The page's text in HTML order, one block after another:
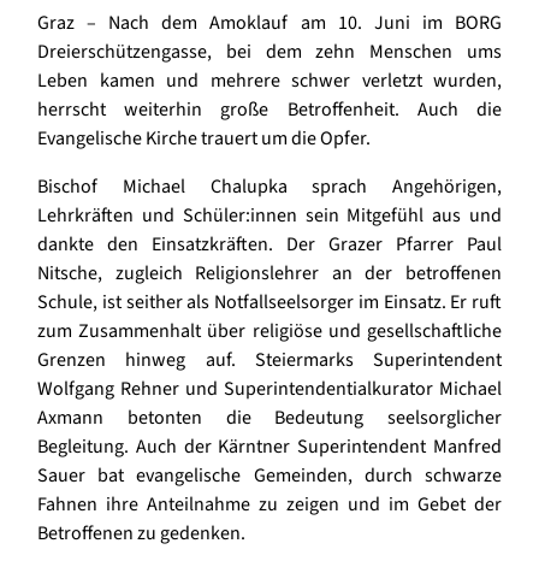
Graz – Nach dem Amoklauf am 10. Juni im BORG
Dreierschützengasse, bei dem zehn Menschen ums
Leben kamen und mehrere schwer verletzt wurden,
herrscht weiterhin große Betroffenheit. Auch die
Evangelische Kirche trauert um die Opfer.
Bischof Michael Chalupka sprach Angehörigen,
Lehrkräften und Schüler:innen sein Mitgefühl aus und
dankte den Einsatzkräften. Der Grazer Pfarrer Paul
Nitsche, zugleich Religionslehrer an der betroffenen
Schule, ist seither als Notfallseelsorger im Einsatz. Er ruft
zum Zusammenhalt über religiöse und gesellschaftliche
Grenzen hinweg auf. Steiermarks Superintendent
Wolfgang Rehner und Superintendentialkurator Michael
Axmann betonten die Bedeutung seelsorglicher
Begleitung. Auch der Kärntner Superintendent Manfred
Sauer bat evangelische Gemeinden, durch schwarze
Fahnen ihre Anteilnahme zu zeigen und im Gebet der
Betroffenen zu gedenken.